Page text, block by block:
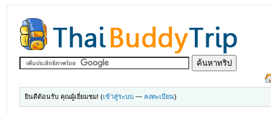
ยินดีต้อนรับ คุณผู้เยี่ยมชม! (เข้าสู่ระบบ — ลงทะเบียน)